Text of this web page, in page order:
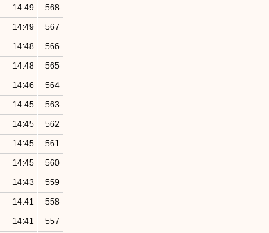
568
14:49
567
14:49
566
14:48
565
14:48
564
14:46
563
14:45
562
14:45
561
14:45
560
14:45
559
14:43
558
14:41
557
14:41